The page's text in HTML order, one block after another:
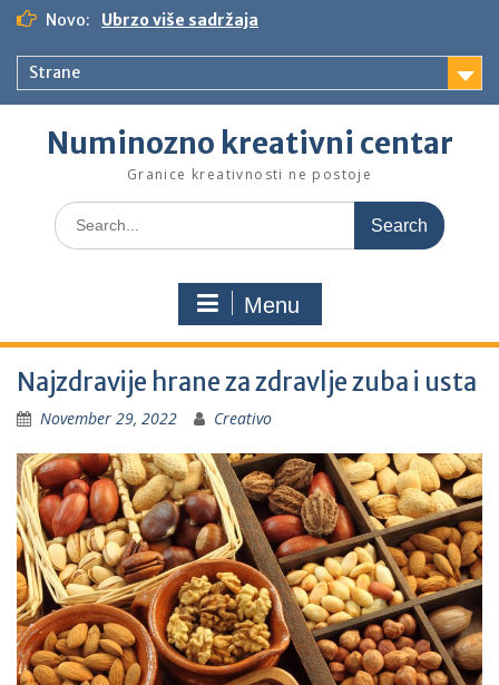
t
Novo: Ubrzo više sadržaja
Strane
Numinozno kreativni centar
Granice kreativnosti ne postoje
S
e
f
o
:
Menu
Najzdravije hrane za zdravlje zuba i usta
November 29, 2022 Creativo